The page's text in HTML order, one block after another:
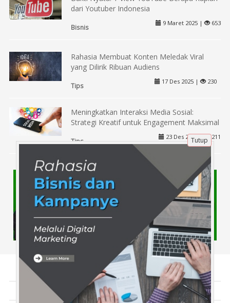
dari Youtuber Indonesia
Bisnis
9 Maret 2025 | 653
Rahasia Membuat Konten Meledak Viral
yang Dilirik Ribuan Audiens
Tips
17 Des 2025 | 230
Meningkatkan Interaksi Media Sosial:
Strategi Kreatif untuk Engagement Maksimal
Tips
23 Des 2025 | 211
Tentang Kami
Artikel
Tutup